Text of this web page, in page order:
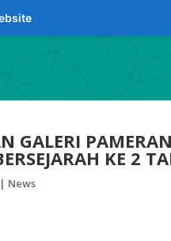
GALERI
KE 2
News